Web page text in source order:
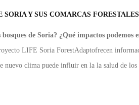
Y SUS COMARCAS FORESTALES
de Soria? ¿Qué impactos podemos
LIFE Soria ForestAdaptofrecen
clima puede influir en la la salud de los